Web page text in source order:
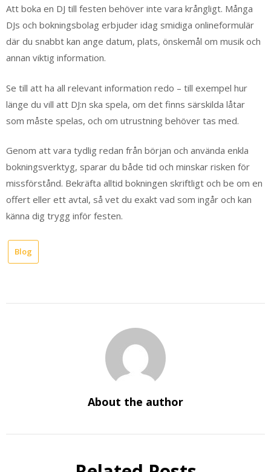
Att boka en DJ till festen behöver inte vara krångligt. Många
DJs och bokningsbolag erbjuder idag smidiga onlineformulär
där du snabbt kan ange datum, plats, önskemål om musik och
annan viktig information.
Se till att ha all relevant information redo – till exempel hur
länge du vill att DJ:n ska spela, om det finns särskilda låtar
som måste spelas, och om utrustning behöver tas med.
Genom att vara tydlig redan från början och använda enkla
bokningsverktyg, sparar du både tid och minskar risken för
missförstånd. Bekräfta alltid bokningen skriftligt och be om en
offert eller ett avtal, så vet du exakt vad som ingår och kan
känna dig trygg inför festen.
Blog
About the author